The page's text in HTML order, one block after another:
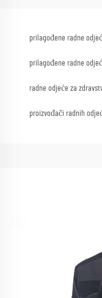
prilagođene radne
prilagođene radne
radne odjeće za
proizvođači radnih